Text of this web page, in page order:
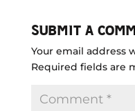
SUBMIT A
Your email address
Required fields are